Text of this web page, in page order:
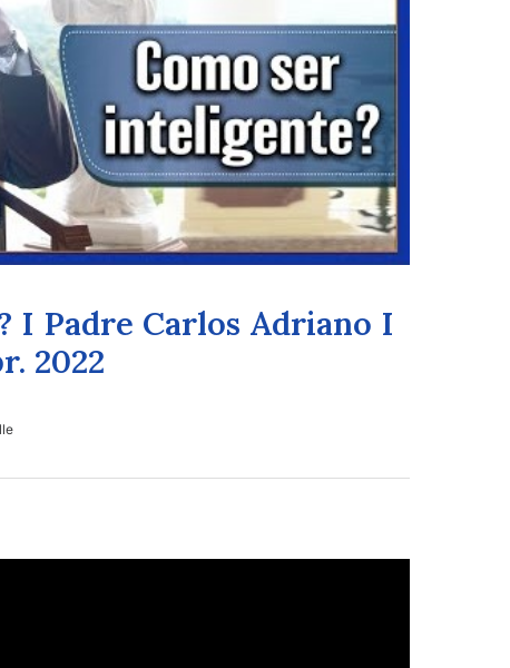
I Padre Carlos Adriano I
2022